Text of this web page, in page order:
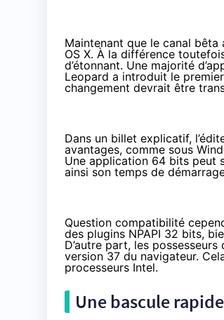
Maintenant que le canal
OS X. À la différence
d’étonnant. Une majorité
Leopard a introduit le
changement devrait être
Dans un billet explicatif,
avantages, comme sous
Une application 64 bits peut
ainsi son temps de
Question compatibilité
des plugins NPAPI 32 bits,
D’autre part, les
version 37 du navigateur.
processeurs Intel.
Une bascule